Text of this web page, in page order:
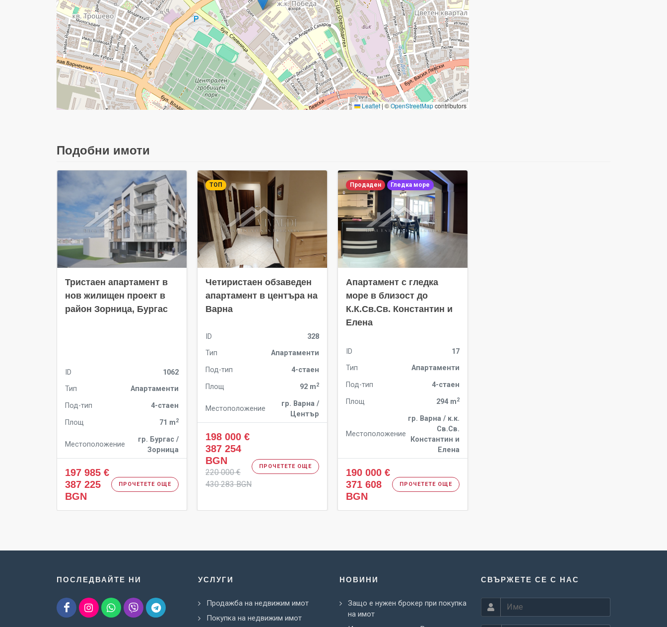
Leaflet|©OpenStreetMapcontributors
Подобни имоти
Тристаен апартамент в
нов жилищен проект в
район Зорница, Бургас
ID
1062
Тип
Апартаменти
Под-тип
4-стаен
Площ
71 m2
Местоположение
гр. Бургас /
Зорница
197 985 €
387 225
BGN
ПРОЧЕТЕТЕ ОЩЕ
ТОП
Четиристаен обзаведен
апартамент в центъра на
Варна
ID
328
Тип
Апартаменти
Под-тип
4-стаен
Площ
92 m2
Местоположение
гр. Варна /
Център
198 000 €
387 254
BGN
220 000 €
430 283 BGN
ПРОЧЕТЕТЕ ОЩЕ
Продаден Гледка море
Апартамент с гледка
море в близост до
К.К.Св.Св. Константин и
Елена
ID
17
Тип
Апартаменти
Под-тип
4-стаен
Площ
294 m2
Местоположение
гр. Варна / к.к.
Св.Св.
Константин и
Елена
190 000 €
371 608
BGN
ПРОЧЕТЕТЕ ОЩЕ
ПОСЛЕДВАЙТЕ НИ УСЛУГИ
Продажба на недвижим имот
Покупка на недвижим имот
НОВИНИ
Защо е нужен брокер при покупка
на имот
СВЪРЖЕТЕ СЕ С НАС